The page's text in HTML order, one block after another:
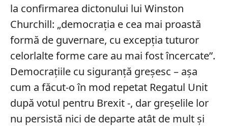
la confirmarea dictonului lui Winston
Churchill: „democrația e cea mai proastă
formă de guvernare, cu excepția tuturor
celorlalte forme care au mai fost încercate”.
Democrațiile cu siguranță greșesc – așa
cum a făcut-o în mod repetat Regatul Unit
după votul pentru Brexit -, dar greșelile lor
nu persistă nici de departe atât de mult și